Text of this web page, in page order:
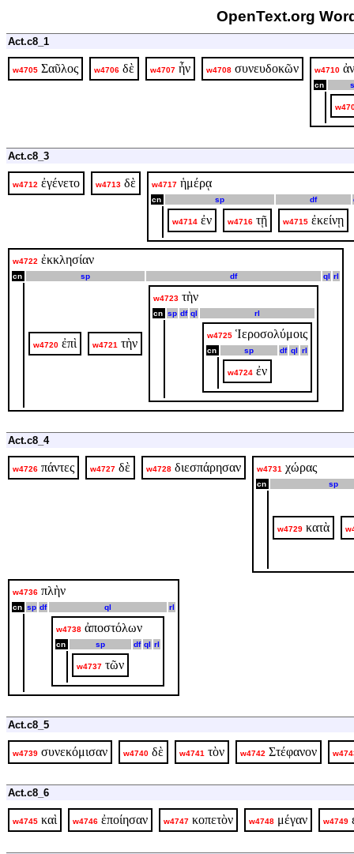
OpenText.org
Act.c8_1
w4705 Σαῦλος w4706 δὲ w4707 ἦν w4708 συνευδοκῶν w4710
cn
Act.c8_3
w4712 ἐγένετο w4713 δὲ w4717 ἡμέρᾳ
cn sp df
w4714 ἐν w4716 τῇ w4715 ἐκείνῃ
w4722 ἐκκλησίαν
cn sp df ql rl
w4720 ἐπὶ w4721 τὴν
w4723 τὴν
cn sp df ql rl
w4725 Ἱεροσολύμοις
cn sp df ql rl
w4724 ἐν
Act.c8_4
w4726 πάντες w4727 δὲ w4728 διεσπάρησαν w4731 χώρας
cn sp
w4729 κατὰ
w4736 πλὴν
cn sp df ql rl
w4738 ἀποστόλων
cn sp df ql rl
w4737 τῶν
Act.c8_5
w4739 συνεκόμισαν w4740 δὲ w4741 τὸν w4742 Στέφανον
Act.c8_6
w4745 καὶ w4746 ἐποίησαν w4747 κοπετὸν w4748 μέγαν w4749